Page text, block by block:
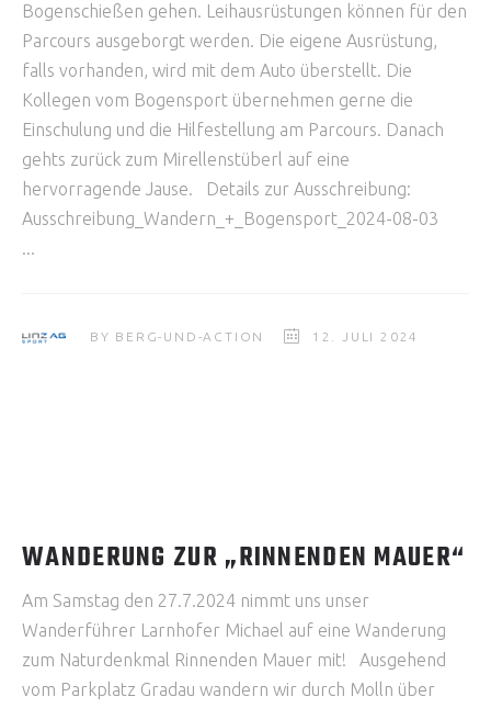
Bogenschießen gehen. Leihausrüstungen können für den
Parcours ausgeborgt werden. Die eigene Ausrüstung,
falls vorhanden, wird mit dem Auto überstellt. Die
Kollegen vom Bogensport übernehmen gerne die
Einschulung und die Hilfestellung am Parcours. Danach
gehts zurück zum Mirellenstüberl auf eine
hervorragende Jause. Details zur Ausschreibung:
Ausschreibung_Wandern_+_Bogensport_2024-08-03
BY BERG-UND-ACTION 12. JULI 2024
WANDERUNG ZUR „RINNENDEN MAUER“
Am Samstag den 27.7.2024 nimmt uns unser
Wanderführer Larnhofer Michael auf eine Wanderung
zum Naturdenkmal Rinnenden Mauer mit! Ausgehend
vom Parkplatz Gradau wandern wir durch Molln über